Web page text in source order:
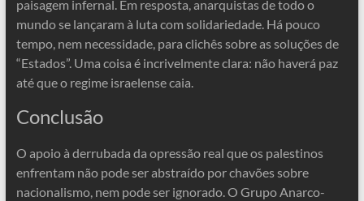
paisagem infernal. Em resposta, anarquistas de todo o
mundo se lançaram à luta com solidariedade. Há pouco
tempo, nem necessidade, para clichês sobre as soluções de
“Estados”. Uma coisa é incrivelmente clara: não haverá paz
até que o regime israelense caia.
Conclusão
O apoio à derrubada da opressão real que os palestinos
enfrentam não pode ser abstraído por chavões sobre
nacionalismo, nem pode ser ignorado. O Grupo Anarco-